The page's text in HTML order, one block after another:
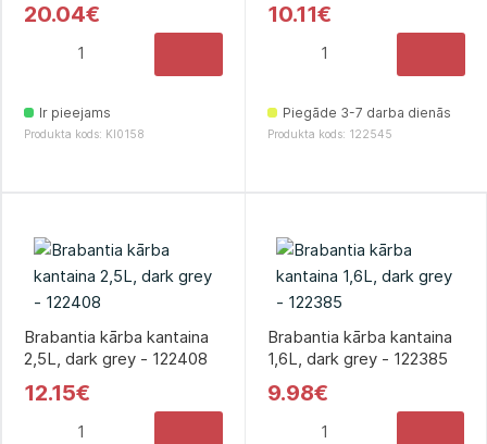
20.04€
Ir pieejams
Produkta kods: KI0158
10.11€
Piegāde 3-7 darba dienās
Produkta kods: 122545
Brabantia kārba kantaina
2,5L, dark grey - 122408
12.15€
Brabantia kārba kantaina
1,6L, dark grey - 122385
9.98€